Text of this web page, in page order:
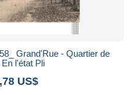
Grand'Rue - Quartier de
l'état Pli
US$